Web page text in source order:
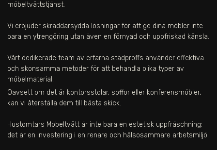
möbeltvättstjänst.
Vi erbjuder skräddarsydda lösningar för att ge dina möbler inte
bara en ytrengöring utan även en förnyad och uppfriskad känsla.
Vårt dedikerade team av erfarna städproffs använder effektiva
och skonsamma metoder för att behandla olika typer av
möbelmaterial.
Oavsett om det är kontorsstolar, soffor eller konferensmöbler,
kan vi återställa dem till bästa skick.
Hustomtars Möbeltvätt är inte bara en estetisk uppfräschning;
det är en investering i en renare och hälsosammare arbetsmiljö.